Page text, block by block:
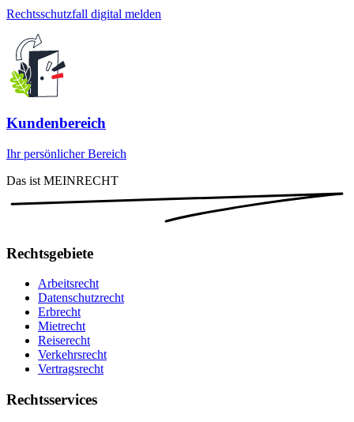
Rechtsschutzfall digital melden
Kundenbereich
Ihr persönlicher Bereich
Das ist MEINRECHT
Rechtsgebiete
Arbeitsrecht
Datenschutzrecht
Erbrecht
Mietrecht
Reiserecht
Verkehrsrecht
Vertragsrecht
Rechtsservices